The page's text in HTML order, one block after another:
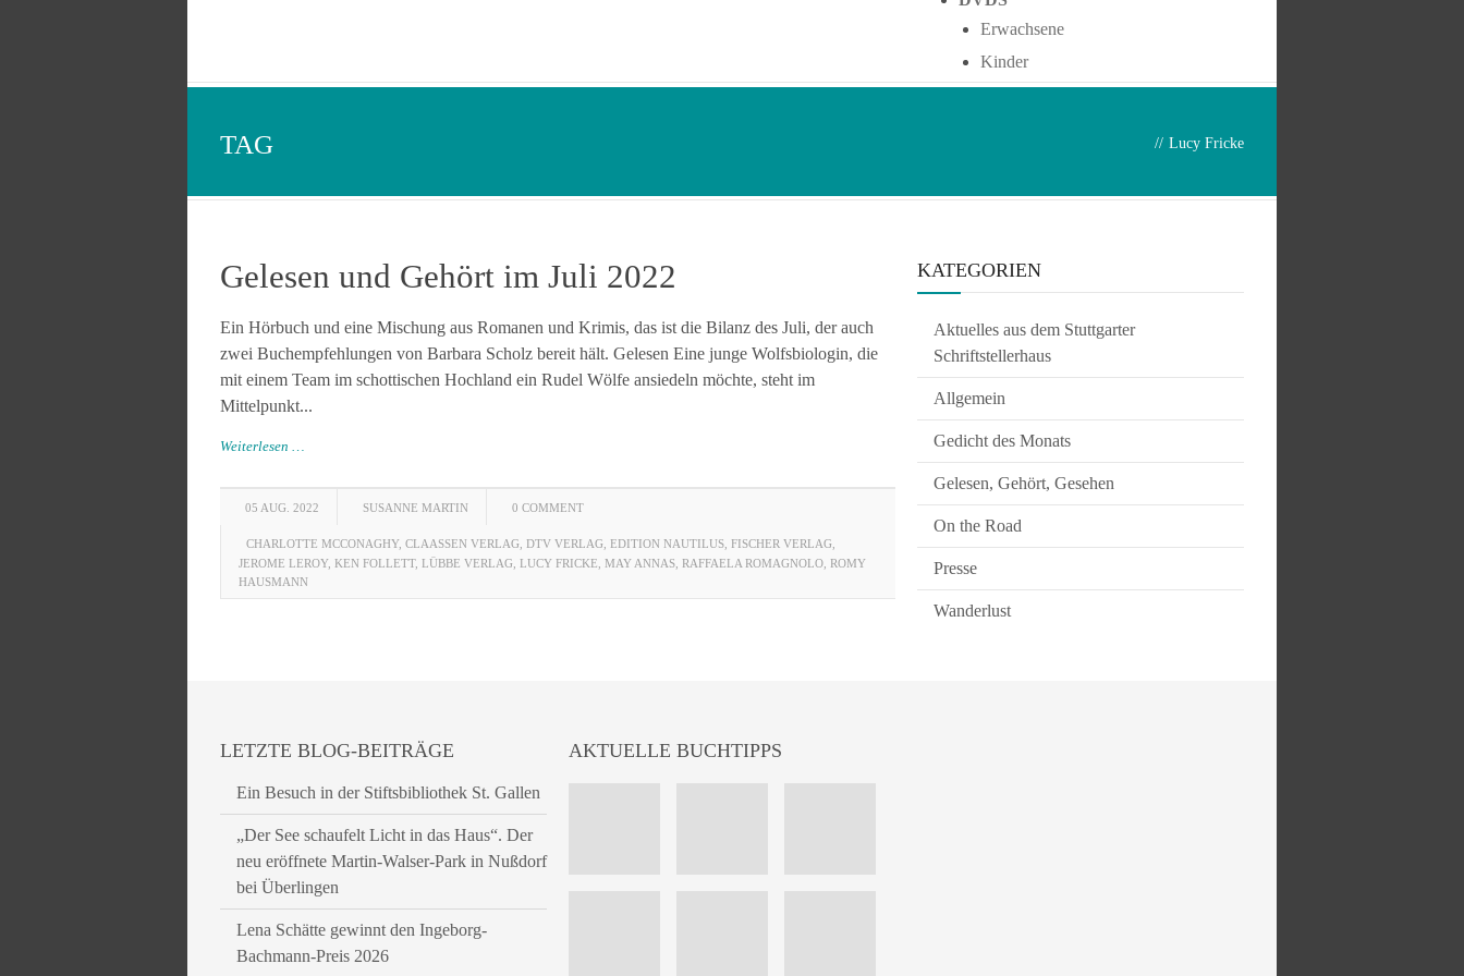
Erwachsene
Kinder
TAG // Lucy Fricke
Gelesen und Gehört im Juli 2022
Ein Hörbuch und eine Mischung aus Romanen und Krimis, das ist die Bilanz des Juli, der auch
zwei Buchempfehlungen von Barbara Scholz bereit hält. Gelesen Eine junge Wolfsbiologin, die
mit einem Team im schottischen Hochland ein Rudel Wölfe ansiedeln möchte, steht im
Mittelpunkt...
Weiterlesen …
05 AUG. 2022 SUSANNE MARTIN 0 COMMENT
CHARLOTTE MCCONAGHY, CLAASSEN VERLAG DTV VERLAG EDITION NAUTILUS FISCHER VERLAG
JEROME LEROY, KEN FOLLETT, LÜBBE VERLAG LUCY FRICKE MAY ANNAS RAFFAELA ROMAGNOLO ROMY
HAUSMANN
KATEGORIEN
Aktuelles aus dem Stuttgarter
Schriftstellerhaus
Allgemein
Gedicht des Monats
Gelesen, Gehört, Gesehen
On the Road
Presse
Wanderlust
LETZTE BLOG-BEITRÄGE
Ein Besuch in der Stiftsbibliothek St. Gallen
„Der See schaufelt Licht in das Haus“. Der
neu eröffnete Martin-Walser-Park in Nußdorf
bei Überlingen
Lena Schätte gewinnt den Ingeborg-
Bachmann-Preis 2026
AKTUELLE BUCHTIPPS